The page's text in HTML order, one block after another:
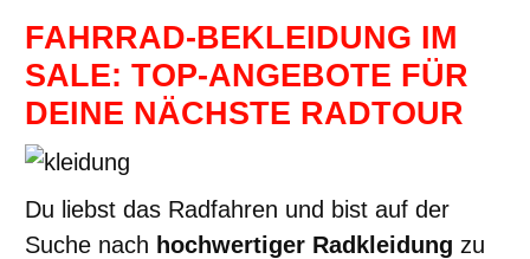
FAHRRAD-BEKLEIDUNG IM
SALE: TOP-ANGEBOTE FÜR
DEINE NÄCHSTE RADTOUR
Du liebst das Radfahren und bist auf der
Suche nach hochwertiger Radkleidung zu